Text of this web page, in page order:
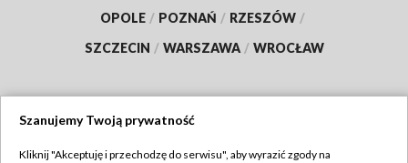
OPOLE / POZNAŃ / RZESZÓW /
SZCZECIN / WARSZAWA / WROCŁAW
Szanujemy Twoją prywatność
Kliknij "Akceptuję i przechodzę do serwisu", aby wyrazić zgody na